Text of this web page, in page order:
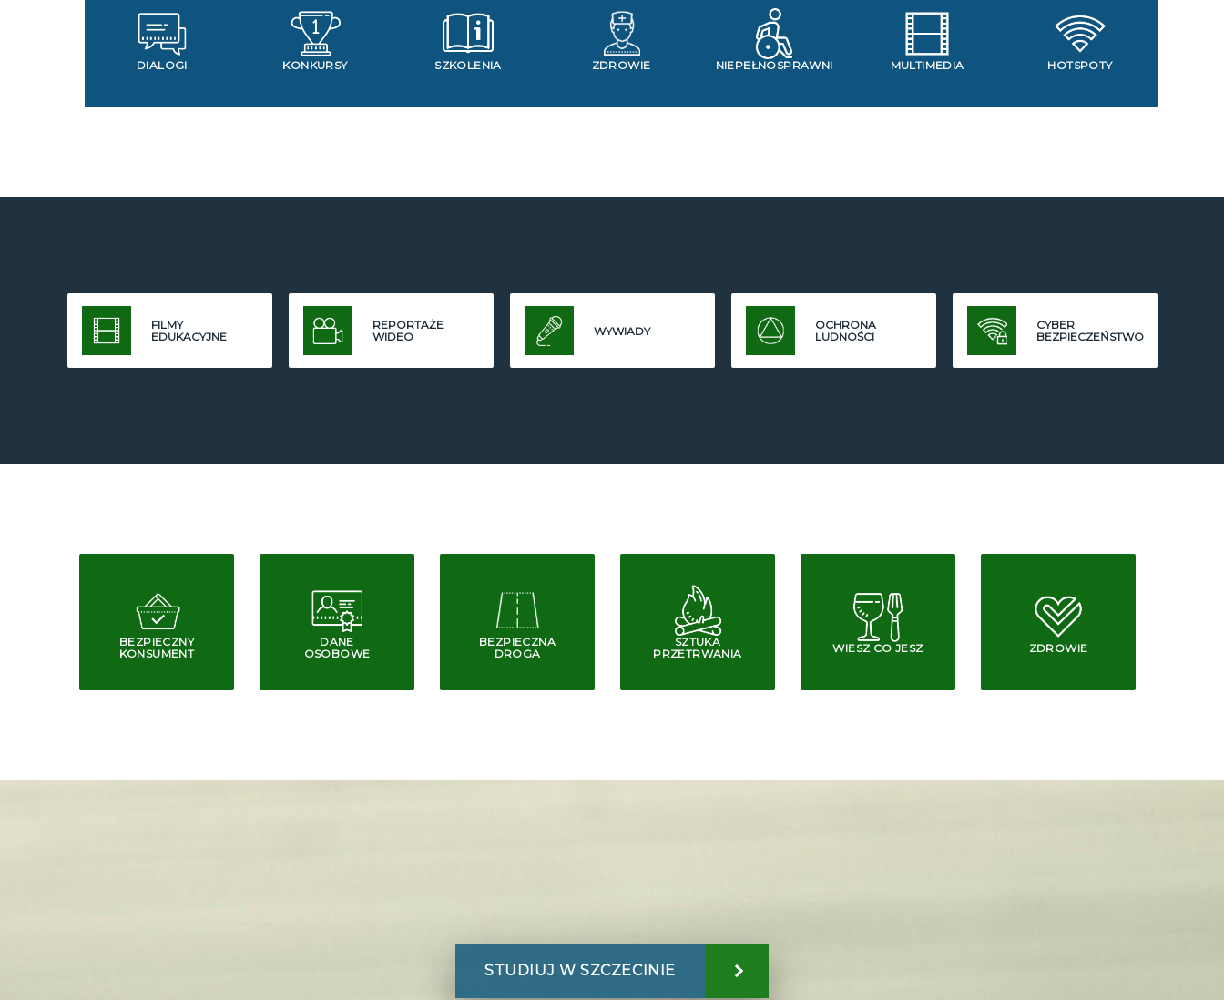
DIALOGI KONKURSY SZKOLENIA ZDROWIE NIEPEŁNOSPRAWNI MULTIMEDIA HOTSPOTY
FILMY
EDUKACYJNE
REPORTAŻE
WIDEO
WYWIADY
OCHRONA
LUDNOŚCI
CYBER
BEZPIECZEŃSTWO
BEZPIECZNY
KONSUMENT
DANE
OSOBOWE
BEZPIECZNA
DROGA
SZTUKA
PRZETRWANIA
WIESZ CO JESZ ZDROWIE
STUDIUJ W SZCZECINIE